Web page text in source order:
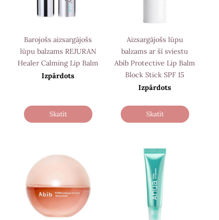
Barojošs aizsargājošs
lūpu balzams REJURAN
Healer Calming Lip Balm
Izpārdots
Skatīt
Aizsargājošs lūpu
balzams ar šī sviestu
Abib Protective Lip Balm
Block Stick SPF 15
Izpārdots
Skatīt